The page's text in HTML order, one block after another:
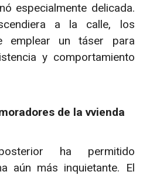
especialmente delicada.
a la calle, los
emplear un táser para
y comportamiento
de la vvienda
ha permitido
aún más inquietante. El